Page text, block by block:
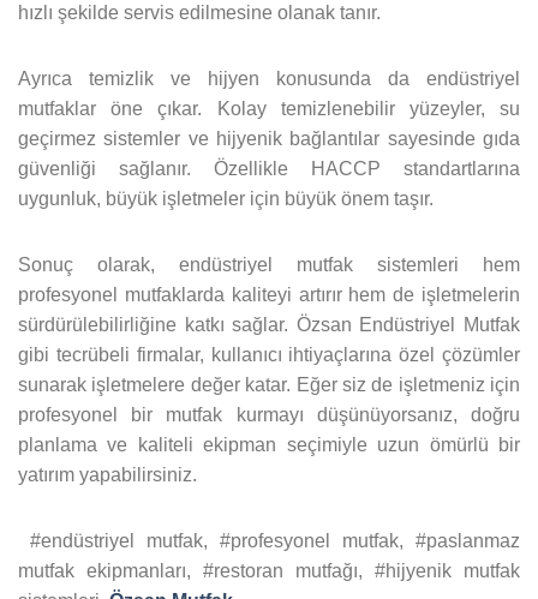
hızlı şekilde servis edilmesine olanak tanır.
Ayrıca temizlik ve hijyen konusunda da endüstriyel
mutfaklar öne çıkar. Kolay temizlenebilir yüzeyler, su
geçirmez sistemler ve hijyenik bağlantılar sayesinde gıda
güvenliği sağlanır. Özellikle HACCP standartlarına
uygunluk, büyük işletmeler için büyük önem taşır.
Sonuç olarak, endüstriyel mutfak sistemleri hem
profesyonel mutfaklarda kaliteyi artırır hem de işletmelerin
sürdürülebilirliğine katkı sağlar. Özsan Endüstriyel Mutfak
gibi tecrübeli firmalar, kullanıcı ihtiyaçlarına özel çözümler
sunarak işletmelere değer katar. Eğer siz de işletmeniz için
profesyonel bir mutfak kurmayı düşünüyorsanız, doğru
planlama ve kaliteli ekipman seçimiyle uzun ömürlü bir
yatırım yapabilirsiniz.
#endüstriyel mutfak, #profesyonel mutfak, #paslanmaz
mutfak ekipmanları, #restoran mutfağı, #hijyenik mutfak